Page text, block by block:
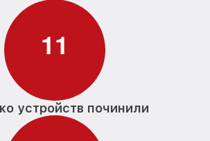
11
устройств починили